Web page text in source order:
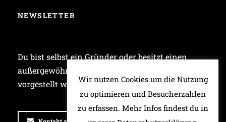
NEWSLETTER
Du bist selbst ein Gründer oder besitzt einen
außergewöhnlichen Laden und möchtest bei uns
vorgestellt werden? Dann schreib uns!
Wir nutzen Cookies um die Nutzung
zu optimieren und Besucherzahlen
zu erfassen. Mehr Infos findest du in